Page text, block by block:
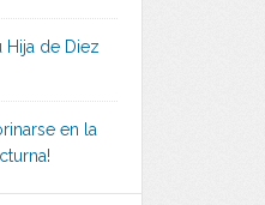
Hija de Diez
en la